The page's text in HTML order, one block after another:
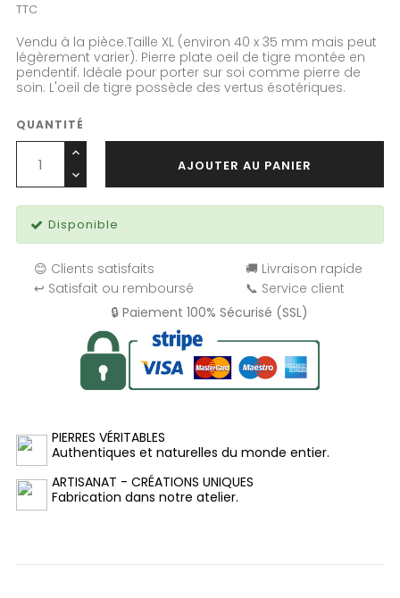
TTC
Vendu à la pièce.Taille XL (environ 40 x 35 mm mais peut
légèrement varier). Pierre plate oeil de tigre montée en
pendentif. Idéale pour porter sur soi comme pierre de
soin. L'oeil de tigre possède des vertus ésotériques.
QUANTITÉ
AJOUTER AU PANIER
Disponible
😊 Clients satisfaits
🚚 Livraison rapide
↩️ Satisfait ou remboursé
📞 Service client
🔒 Paiement 100% Sécurisé (SSL)
PIERRES VÉRITABLES
Authentiques et naturelles du monde entier.
ARTISANAT - CRÉATIONS UNIQUES
Fabrication dans notre atelier.